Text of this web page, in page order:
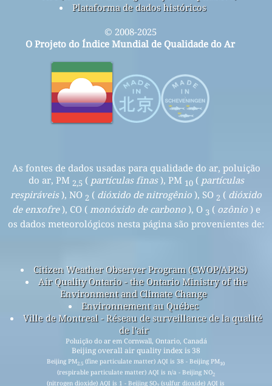
Plataforma de dados históricos
© 2008-2025
O Projeto do Índice Mundial de Qualidade do Ar
As fontes de dados usadas para qualidade do ar, poluição
do ar, PM 2,5 ( partículas finas), PM 10( partículas
respiráveis), NO 2 ( dióxido de nitrogênio ), SO 2 ( dióxido
de enxofre), CO ( monóxido de carbono), O 3 ( ozônio) e
os dados meteorológicos nesta página são provenientes de:
Citizen Weather Observer Program (CWOP/APRS)
Air Quality Ontario - the Ontario Ministry of the
Environment and Climate Change
Environnement au Québec
Ville de Montreal - Réseau de surveillance de la qualité
de l'air
Poluição do ar em Cornwall, Ontario, Canadá
Beijing overall air quality index is 38
Beijing PM2.5 (fine particulate matter) AQI is 38 - Beijing PM10
(respirable particulate matter) AQI is n/a - Beijing NO2
(nitrogen dioxide) AQI is 1 - Beijing SO (sulfur dioxide) AQI is